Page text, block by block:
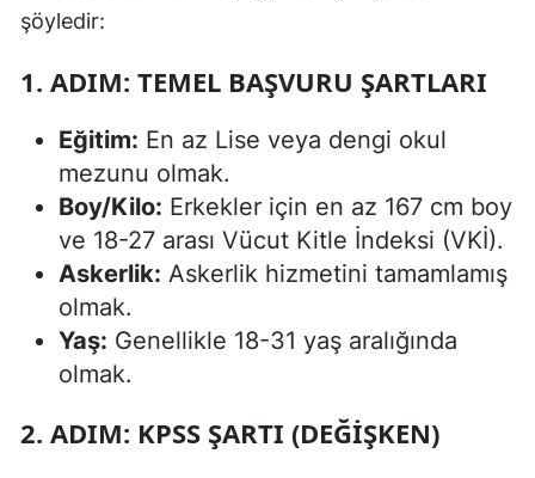
şöyledir:
1. ADIM: TEMEL BAŞVURU ŞARTLARI
Eğitim: En az Lise veya dengi okul
mezunu olmak.
Boy/Kilo: Erkekler için en az 167 cm boy
ve 18-27 arası Vücut Kitle İndeksi (VKİ).
Askerlik: Askerlik hizmetini tamamlamış
olmak.
Yaş: Genellikle 18-31 yaş aralığında
olmak.
2. ADIM: KPSS ŞARTI (DEĞIŞKEN)